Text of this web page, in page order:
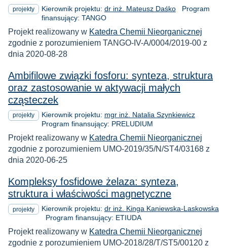
projekty Kierownik projektu: dr inż. Mateusz DaśkoProgram
finansujący: TANGO
Projekt realizowany w Katedra Chemii Nieorganicznej
zgodnie z porozumieniem TANGO-IV-A/0004/2019-00 z
dnia 2020-08-28
Ambifilowe związki fosforu: synteza, struktura
oraz zastosowanie w aktywacji małych
cząsteczek
projekty Kierownik projektu: mgr inż. Natalia Szynkiewicz
Program finansujący: PRELUDIUM
Projekt realizowany w Katedra Chemii Nieorganicznej
zgodnie z porozumieniem UMO-2019/35/N/ST4/03168 z
dnia 2020-06-25
Kompleksy fosfidowe żelaza: synteza,
struktura i właściwości magnetyczne
projekty Kierownik projektu: dr inż. Kinga Kaniewska-Laskowska
Program finansujący: ETIUDA
Projekt realizowany w Katedra Chemii Nieorganicznej
zgodnie z porozumieniem UMO-2018/28/T/ST5/00120 z